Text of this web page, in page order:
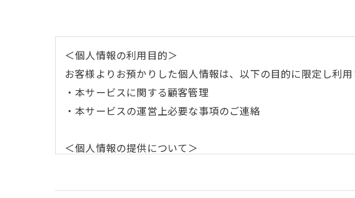
＜個人情報の利用目的＞
お客様よりお預かりした個人情報は、以下の目的に限定し利用
・本サービスに関する顧客管理
・本サービスの運営上必要な事項のご連絡
＜個人情報の提供について＞